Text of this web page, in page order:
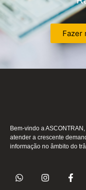
Fazer
Bem-vindo a
atender a crescente
informação no âmbito do